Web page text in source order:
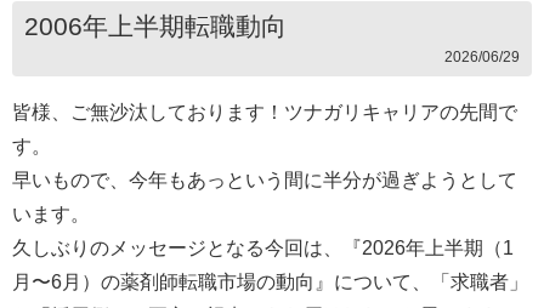
2006年上半期転職動向
2026/06/29
皆様、ご無沙汰しております！ツナガリキャリアの先間で
す。
早いもので、今年もあっという間に半分が過ぎようとして
います。
久しぶりのメッセージとなる今回は、『2026年上半期（1
月〜6月）の薬剤師転職市場の動向』について、「求職者」